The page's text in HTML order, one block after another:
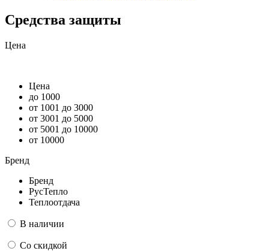
Средства защиты
Цена
Цена
до 1000
от 1001 до 3000
от 3001 до 5000
от 5001 до 10000
от 10000
Бренд
Бренд
РусТепло
Теплоотдача
В наличии
Со скидкой